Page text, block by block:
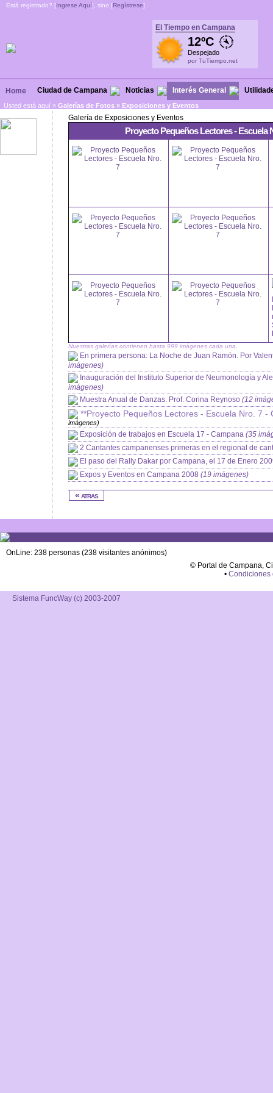
Está registrado? [Ingrese Aquí], sino [Regístrese]
El Tiempo en Campana
12ºC
Despejado
por TuTiempo.net
Home Ciudad de Campana Noticias Interés General
Usted está aquí » Galerías de Fotos » Exposiciones y Eventos
Galería de Exposiciones y Eventos
Proyecto Pequeños Lectores - Escuela
Nuestras galerías contienen hasta 999 imágenes cada una.
En primera persona: La Noche de Juan Ramón. Por
imágenes)
Inauguración del Instituto Superior de Neumonología y
imágenes)
Muestra Anual de Danzas. Prof. Corina Reynoso (12
**Proyecto Pequeños Lectores - Escuela Nro. 7 -
imágenes)
Exposición de trabajos en Escuela 17 - Campana (35
2 Cantantes campanenses primeras en el regional de
El paso del Rally Dakar por Campana, el 17 de Enero
Expos y Eventos en Campana 2008 (19 imágenes)
« atras
OnLine: 238 personas (238 visitantes anónimos)
© Portal de Campana,
• Condiciones
Sistema FuncWay (c) 2003-2007